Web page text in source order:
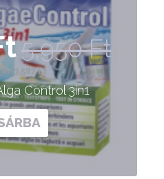
5,950 Ft
3,587 Ft
Control 3in1